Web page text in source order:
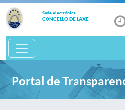
Sede electrónica
CONCELLO DE LAXE
Portal de